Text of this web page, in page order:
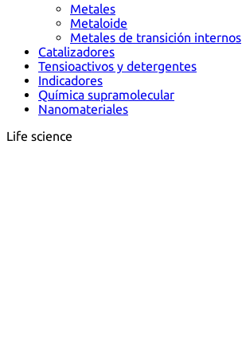
Metales
Metaloide
Metales de transición internos
Catalizadores
Tensioactivos y detergentes
Indicadores
Química supramolecular
Nanomateriales
Life science